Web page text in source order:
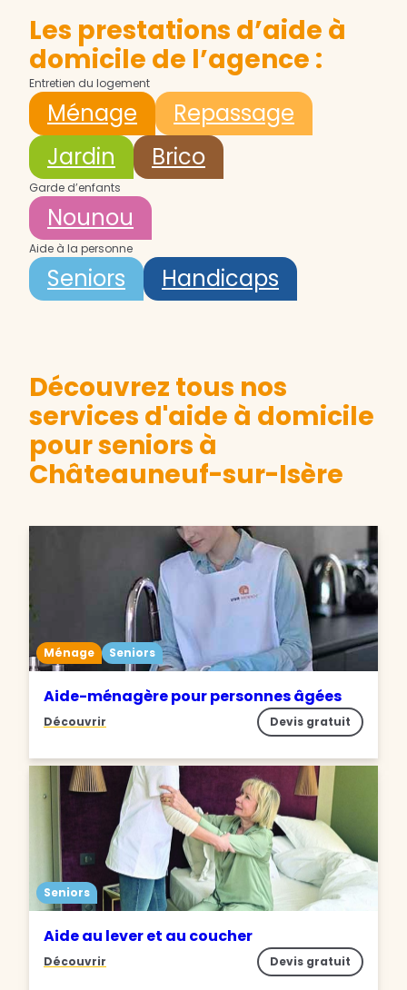
Les prestations d’aide à
domicile de l’agence :
Entretien du logement
Ménage
Repassage
Jardin
Brico
Garde d’enfants
Nounou
Aide à la personne
Seniors Handicaps
Découvrez tous nos
services d'aide à domicile
pour seniors à
Châteauneuf-sur-Isère
Ménage Seniors
Aide-ménagère pour personnes âgées
Découvrir Devis gratuit
Seniors
Aide au lever et au coucher
Découvrir Devis gratuit